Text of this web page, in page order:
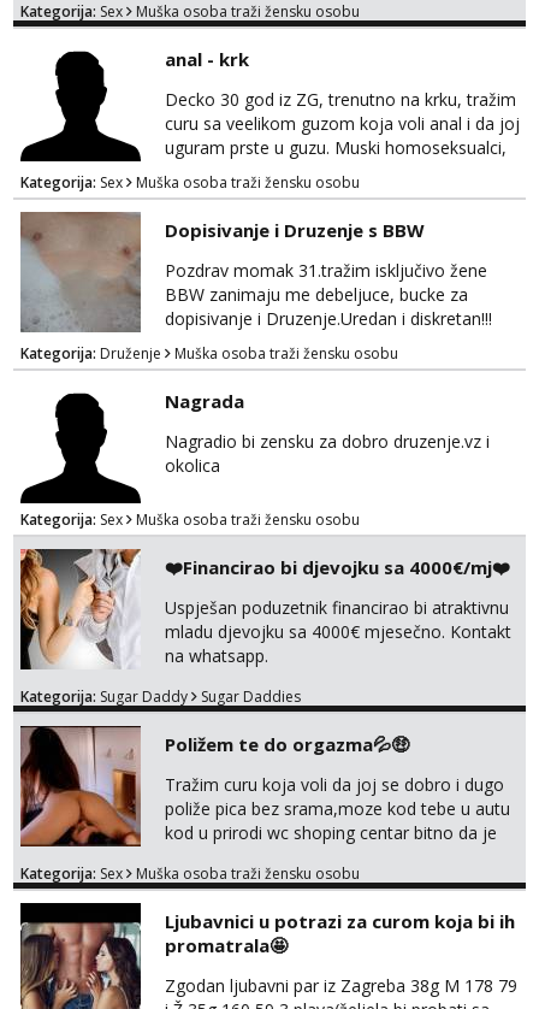
nemam ali ako smo za druženje možemo
Kategorija: Sex Muška osoba traži žensku osobu
anal - krk
Decko 30 god iz ZG, trenutno na krku, tražim
curu sa veelikom guzom koja voli anal i da joj
uguram prste u guzu. Muski homoseksualci,
parovi i transiči odjebite, ne zanimate me. Bilo
kakva placanja opcenito (gotovina) ili
unaprijed (aircash, paysafecard, bonovi) ne
dolaze u obzir. Javit se prvo porukom na
whatsapp 0958048882.
Kategorija: Sex Muška osoba traži žensku osobu
Dopisivanje i Druzenje s BBW
Pozdrav momak 31.tražim isključivo žene
BBW zanimaju me debeljuce, bucke za
dopisivanje i Druzenje.Uredan i diskretan!!!
Kategorija: Druženje Muška osoba traži žensku osobu
Nagrada
Nagradio bi zensku za dobro druzenje.vz i
okolica
Kategorija: Sex Muška osoba traži žensku osobu
❤️Financirao bi djevojku sa 4000€/mj❤️
Uspješan poduzetnik financirao bi atraktivnu
mladu djevojku sa 4000€ mjesečno. Kontakt
na whatsapp.
Kategorija: Sugar Daddy Sugar Daddies
Poližem te do orgazma💦🤑
Tražim curu koja voli da joj se dobro i dugo
poliže pica bez srama,moze kod tebe u autu
kod u prirodi wc shoping centar bitno da je
jer nisam solo. Zgodan sam i diskretan,sliku
za brz dogovor Kontakt 0958759047
Kategorija: Sex Muška osoba traži žensku osobu
Ljubavnici u potrazi za curom koja bi ih
promatrala🤩
Zgodan ljubavni par iz Zagreba 38g M 178 79